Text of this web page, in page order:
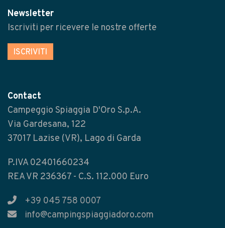
Newsletter
Iscriviti per ricevere le nostre offerte
ISCRIVITI
Contact
Campeggio Spiaggia D'Oro S.p.A.
Via Gardesana, 122
37017 Lazise (VR), Lago di Garda
P.IVA 02401660234
REA VR 236367 - C.S. 112.000 Euro
+39 045 758 0007
info@campingspiaggiadoro.com